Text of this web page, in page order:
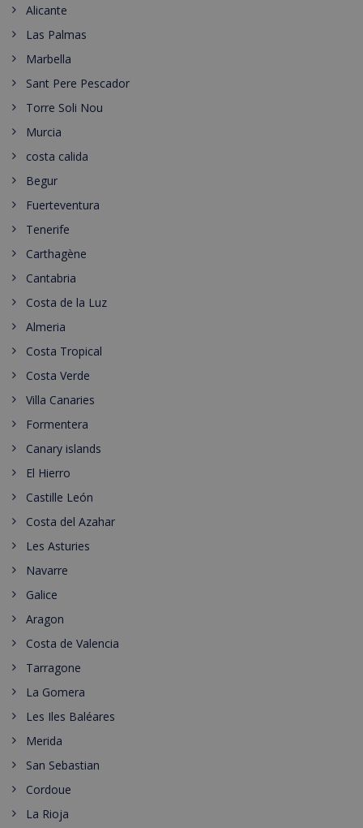
Alicante
Las Palmas
Marbella
Sant Pere Pescador
Torre Soli Nou
Murcia
costa calida
Begur
Fuerteventura
Tenerife
Carthagène
Cantabria
Costa de la Luz
Almeria
Costa Tropical
Costa Verde
Villa Canaries
Formentera
Canary islands
El Hierro
Castille León
Costa del Azahar
Les Asturies
Navarre
Galice
Aragon
Costa de Valencia
Tarragone
La Gomera
Les Iles Baléares
Merida
San Sebastian
Cordoue
La Rioja